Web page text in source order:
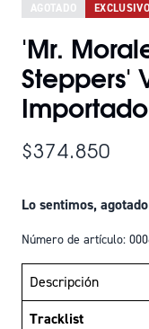
AGOTADO EXCLUSIVO
'Mr.
Steppers'
Importado
$374.850
Lo sentimos, agotado
Número de artículo:
Descripción
Tracklist